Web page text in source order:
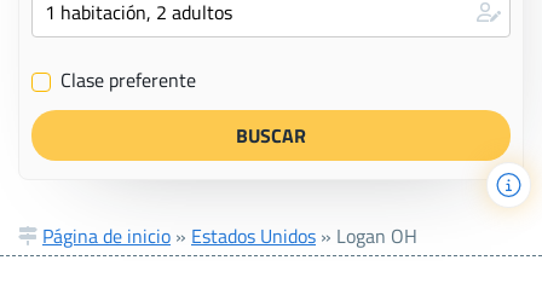
✔ Clase preferente
Página de inicio » Estados Unidos » Logan OH